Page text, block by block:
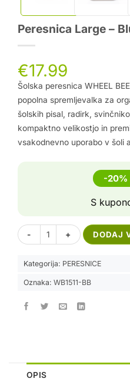
Peresnica Large –
€17.99
Šolska peresnica WHEEL BEE
popolna spremljevalka za
šolskih pisal, radirk,
kompaktno velikostjo in
vsakodnevno uporabo v šoli
-20%
S
Peresnica Large - BlueDODAJ
Kategorija: PERESNICE
Oznaka: WB1511-BB
OPIS